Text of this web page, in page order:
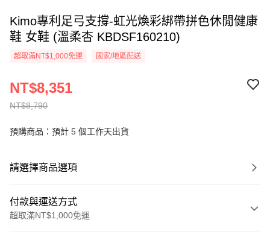
Kimo專利足弓支撐-虹光煥彩綁帶拼色休閒健康
鞋 女鞋 (溫柔杏 KBDSF160210)
超取滿NT$1,000免運 國家/地區配送
NT$8,790
NT$8,351
預購商品：預計 5 個工作天出貨
請選擇商品選項
付款與運送方式
超取滿NT$1,000免運